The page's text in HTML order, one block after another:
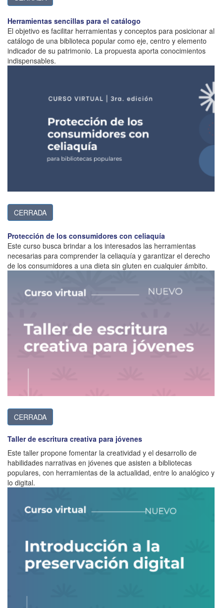
Herramientas sencillas para el catálogo
El objetivo es facilitar herramientas y conceptos para posicionar al
catálogo de una biblioteca popular como eje, centro y elemento
indicador de su patrimonio. La propuesta aporta conocimientos
indispensables.
CERRADA
Protección de los consumidores con celiaquía
Este curso busca brindar a los interesados las herramientas
necesarias para comprender la celiaquía y garantizar el derecho
de los consumidores a una dieta sin gluten en cualquier ámbito.
CERRADA
Taller de escritura creativa para jóvenes
Este taller propone fomentar la creatividad y el desarrollo de
habilidades narrativas en jóvenes que asisten a bibliotecas
populares, con herramientas de la actualidad, entre lo analógico y
lo digital.